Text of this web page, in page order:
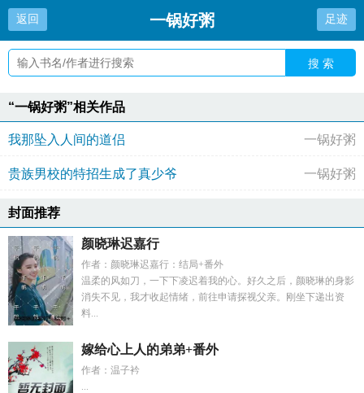
返回 一锅好粥 足迹
搜 索
“一锅好粥”相关作品
我那坠入人间的道侣 一锅好粥
贵族男校的特招生成了真少爷 一锅好粥
封面推荐
颜晓琳迟嘉行
作者：颜晓琳迟嘉行：结局+番外
温柔的风如刀，一下下凌迟着我的心。好久之后，颜晓琳的身影
消失不见，我才收起情绪，前往申请探视父亲。刚坐下递出资
料...
嫁给心上人的弟弟+番外
作者：温子衿
...